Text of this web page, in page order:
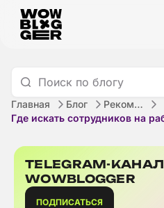
Главная Блог
Рекомендации
TELEGRAM-КАНАЛ
WOWBLOGGER
ПОДПИСАТЬСЯ